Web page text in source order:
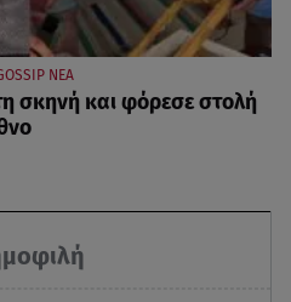
ΝΕΑ
σκηνή και φόρεσε στολή